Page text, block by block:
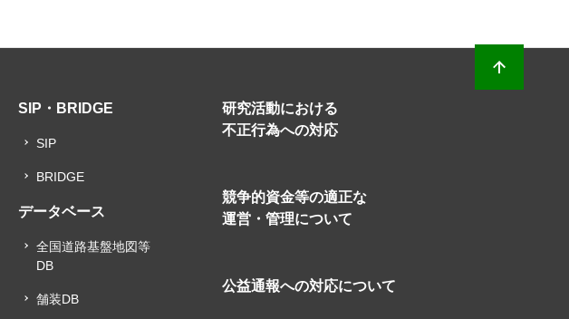
SIP・BRIDGE
SIP
BRIDGE
データベース
全国道路基盤地図等
DB
舗装DB
研究活動における
不正行為への対応
競争的資金等の適正な
運営・管理について
公益通報への対応について